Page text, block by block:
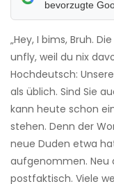
bevorzugte
„Hey, I bims, Bruh.
unfly, weil du nix
Hochdeutsch:
als üblich. Sind Sie
kann heute schon
stehen. Denn der
neue Duden etwa
aufgenommen. Neu
postfaktisch. Viele